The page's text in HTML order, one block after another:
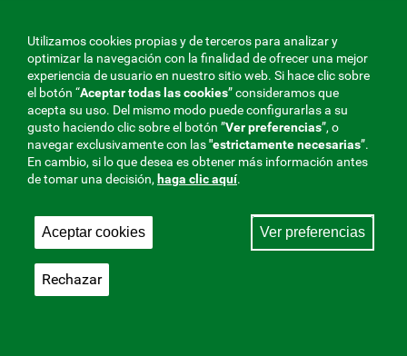
Portal del hospital
Portal del paciente
Rincón del asesor
Rincón de la salud
CONÓCENOS
¿Quiénes somos?
Trabaje en la mutua
Utilizamos cookies propias y de terceros para analizar y
optimizar la navegación con la finalidad de ofrecer una mejor
experiencia de usuario en nuestro sitio web. Si hace clic sobre
el botón “Aceptar todas las cookies” consideramos que
acepta su uso. Del mismo modo puede configurarlas a su
gusto haciendo clic sobre el botón ”Ver preferencias”, o
navegar exclusivamente con las"estrictamentenecesarias”.
En cambio, si lo que desea es obtener más información antes
de tomar una decisión, haga clic aquí.
Aceptar cookies Ver preferencias
Rechazar